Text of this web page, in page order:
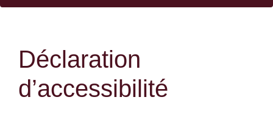
Déclaration
d’accessibilité